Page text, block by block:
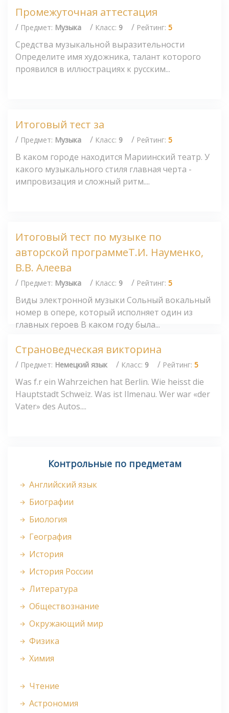
Промежуточная аттестация
/ Предмет: Музыка / Класс: 9 / Рейтинг: 5
Средства музыкальной выразительности
Определите имя художника, талант которого
проявился в иллюстрациях к русским...
Итоговый тест за
/ Предмет: Музыка / Класс: 9 / Рейтинг: 5
В каком городе находится Мариинский театр. У
какого музыкального стиля главная черта -
импровизация и сложный ритм....
Итоговый тест по музыке по
авторской программеТ.И. Науменко,
В.В. Алеева
/ Предмет: Музыка / Класс: 9 / Рейтинг: 5
Виды электронной музыки Сольный вокальный
номер в опере, который исполняет один из
главных героев В каком году была...
Страноведческая викторина
/ Предмет: Немецкий язык / Класс: 9 / Рейтинг: 5
Was f.r ein Wahrzeichen hat Berlin. Wie heisst die
Hauptstadt Schweiz. Was ist Ilmenau. Wer war «der
Vater» des Autos....
Контрольные по предметам
Английский язык
Биографии
Биология
География
История
История России
Литература
Обществознание
Окружающий мир
Физика
Химия
Чтение
Астрономия